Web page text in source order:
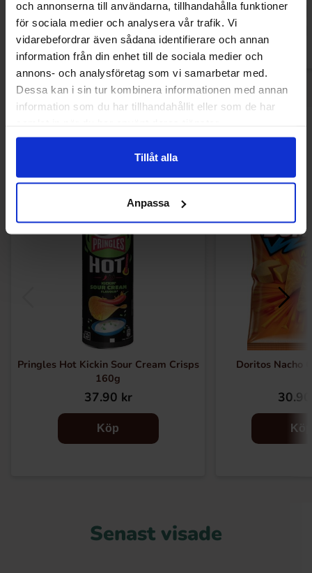
och annonserna till användarna, tillhandahålla funktioner
för sociala medier och analysera vår trafik. Vi
vidarebefordrar även sådana identifierare och annan
information från din enhet till de sociala medier och
annons- och analysföretag som vi samarbetar med.
Dessa kan i sin tur kombinera informationen med annan
information som du har tillhandahållit eller som de har
Tillåt alla
Anpassa
Köp
Andra gillade
Pringles Hot Kickin Sour Cream Crisps
160g
37.90 kr
Köp
Doritos Nacho
Köp
Senast visade